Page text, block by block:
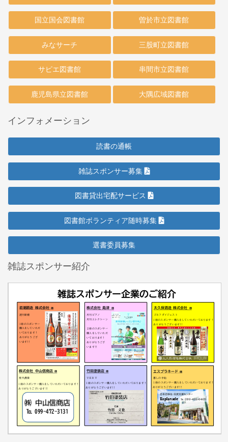
国立国会図書館
みなサーチ
サピエ図書館
鹿児島県立図書館
曽於市立図書館
三股町立図書館
串間市立図書館
大隅広域図書館
インフォメーション
読書の通帳
雑誌スポンサー募集
図書貸出宅配サービス
図書館ボランティア随時募集
選書委員募集
雑誌スポンサー紹介